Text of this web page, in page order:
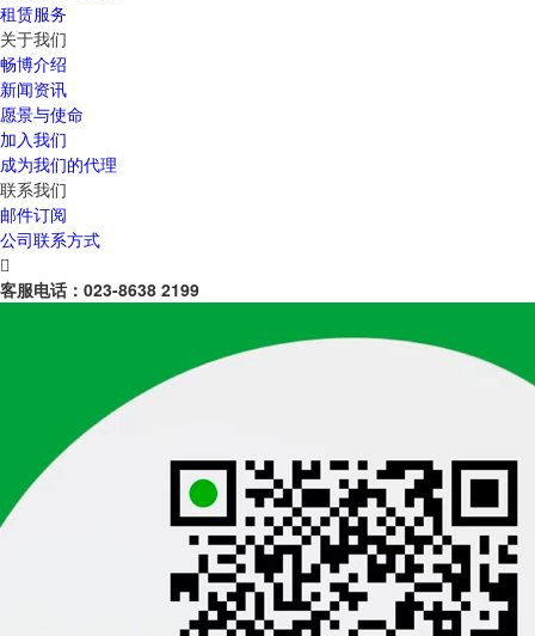
租赁服务
关于我们
畅博介绍
新闻资讯
愿景与使命
加入我们
成为我们的代理
联系我们
邮件订阅
公司联系方式

客服电话： 023-8638 2199